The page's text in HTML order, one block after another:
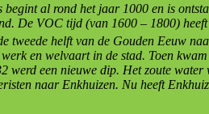
begint al rond het jaar 1000 en is
De VOC tijd (van 1600 – 1800)
tweede helft van de Gouden Eeuw
en welvaart in de stad. Toen
werd een nieuwe dip. Het zoute
naar Enkhuizen. Nu heeft